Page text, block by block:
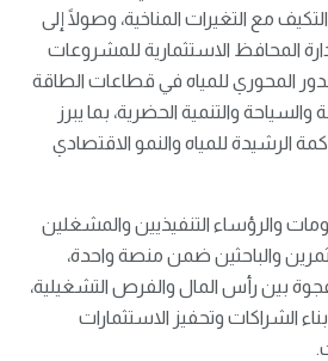
التكيف مع التغيرات المناخية، وصولًا إلى
المحافظ الاستثمارية للمشروعات
المحوري للمياه في قطاعات الطاقة
والسياحة والتنمية الحضرية، بما يبرز
الرشيدة للمياه والنمو الاقتصادي
والرؤساء التنفيذيين والمشغلين
والباحثين ضمن منصة واحدة،
بين رأس المال والفرص التشغيلية،
الشراكات وتحفيز الاستثمارات